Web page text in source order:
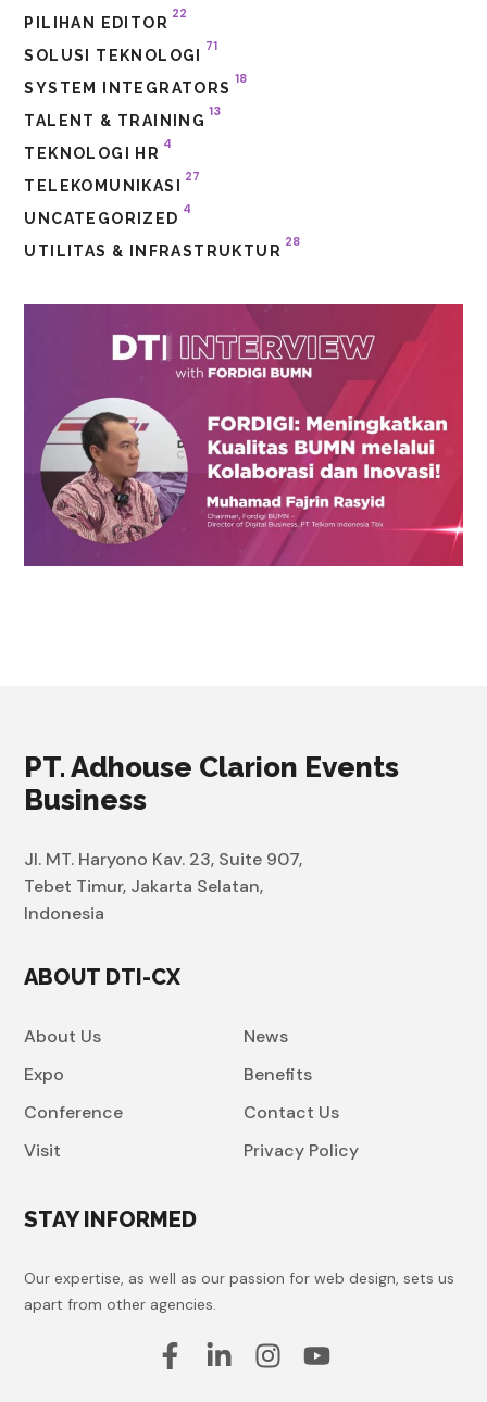
PILIHAN EDITOR
22
SOLUSI TEKNOLOGI
71
SYSTEM INTEGRATORS
18
TALENT & TRAINING
13
TEKNOLOGI HR
4
TELEKOMUNIKASI
27
UNCATEGORIZED
4
UTILITAS & INFRASTRUKTUR
28
PT. Adhouse Clarion Events
Business
Jl. MT. Haryono Kav. 23, Suite 907,
Tebet Timur, Jakarta Selatan,
Indonesia
ABOUT DTI-CX
About Us
Expo
Conference
Visit
News
Benefits
Contact Us
Privacy Policy
STAY INFORMED
Our expertise, as well as our passion for web design, sets us
apart from other agencies.